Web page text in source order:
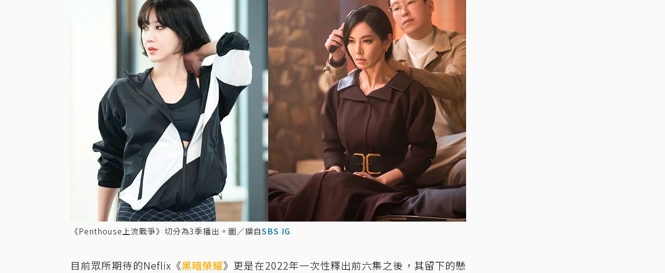
《Penthouse上流戰爭》切分為3季播出。圖／擷自SBS IG
目前眾所期待的Neflix《黑暗榮耀》更是在2022年一次性釋出前六集之後，其留下的懸